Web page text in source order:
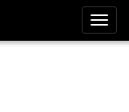
主
選